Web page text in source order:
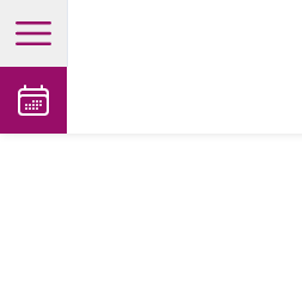
open main menu